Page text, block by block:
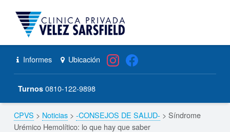
Síndrome Urémico Hemolítico: lo que hay que saber – CPVS
Primary Menu
Header info sidebar Informes Ubicación
Turnos 0810-122-9898
Breadcrumbs navigation
CPVS > Noticias> -CONSEJOS DE SALUD- > Síndrome
Urémico Hemolítico: lo que hay que saber